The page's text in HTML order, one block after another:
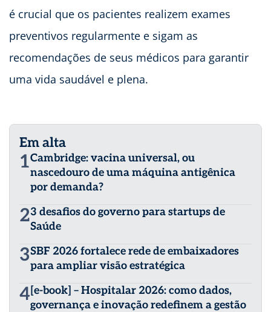
é crucial que os pacientes realizem exames
preventivos regularmente e sigam as
recomendações de seus médicos para garantir
uma vida saudável e plena.
Em alta
1Cambridge: vacina universal, ou
nascedouro de uma máquina antigênica
por demanda?
23 desafios do governo para startups de
Saúde
3SBF 2026 fortalece rede de embaixadores
para ampliar visão estratégica
4[e-book] – Hospitalar 2026: como dados,
governança e inovação redefinem a gestão